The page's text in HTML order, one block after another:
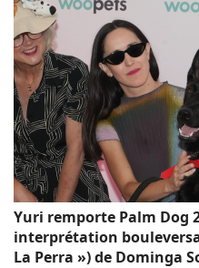
Yuri remporte Palm Dog
interprétation
La Perra ») de Dominga